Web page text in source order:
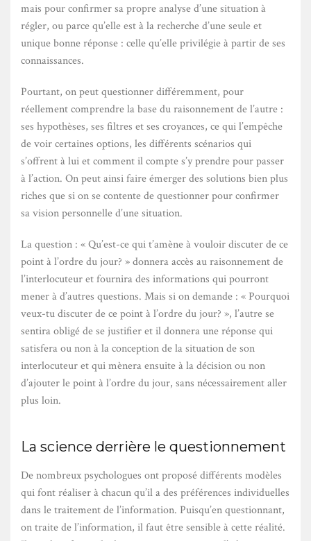
mais pour confirmer sa propre analyse d’une situation à
régler, ou parce qu’elle est à la recherche d’une seule et
unique bonne réponse : celle qu’elle privilégie à partir de ses
connaissances.
Pourtant, on peut questionner différemment, pour
réellement comprendre la base du raisonnement de l’autre :
ses hypothèses, ses filtres et ses croyances, ce qui l’empêche
de voir certaines options, les différents scénarios qui
s’offrent à lui et comment il compte s’y prendre pour passer
à l’action. On peut ainsi faire émerger des solutions bien plus
riches que si on se contente de questionner pour confirmer
sa vision personnelle d’une situation.
La question : « Qu’est-ce qui t’amène à vouloir discuter de ce
point à l’ordre du jour? » donnera accès au raisonnement de
l’interlocuteur et fournira des informations qui pourront
mener à d’autres questions. Mais si on demande : « Pourquoi
veux-tu discuter de ce point à l’ordre du jour? », l’autre se
sentira obligé de se justifier et il donnera une réponse qui
satisfera ou non à la conception de la situation de son
interlocuteur et qui mènera ensuite à la décision ou non
d’ajouter le point à l’ordre du jour, sans nécessairement aller
plus loin.
La science derrière le questionnement
De nombreux psychologues ont proposé différents modèles
qui font réaliser à chacun qu’il a des préférences individuelles
dans le traitement de l’information. Puisqu’en questionnant,
on traite de l’information, il faut être sensible à cette réalité.